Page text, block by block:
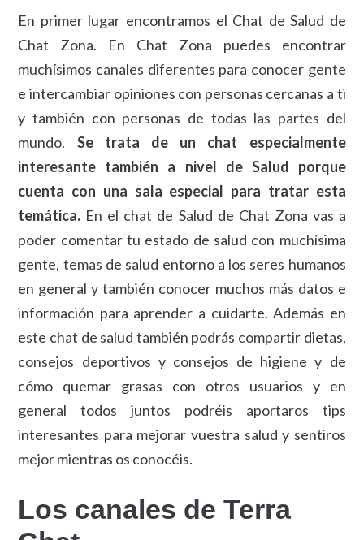
En primer lugar encontramos el Chat de Salud de
Chat Zona. En Chat Zona puedes encontrar
muchísimos canales diferentes para conocer gente
e intercambiar opiniones con personas cercanas a ti
y también con personas de todas las partes del
mundo. Se trata de un chat especialmente
interesante también a nivel de Salud porque
cuenta con una sala especial para tratar esta
temática. En el chat de Salud de Chat Zona vas a
poder comentar tu estado de salud con muchísima
gente, temas de salud entorno a los seres humanos
en general y también conocer muchos más datos e
información para aprender a cuidarte. Además en
este chat de salud también podrás compartir dietas,
consejos deportivos y consejos de higiene y de
cómo quemar grasas con otros usuarios y en
general todos juntos podréis aportaros tips
interesantes para mejorar vuestra salud y sentiros
mejor mientras os conocéis.
Los canales de Terra